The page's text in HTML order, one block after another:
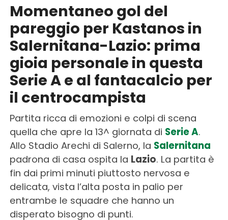
Momentaneo gol del
pareggio per Kastanos in
Salernitana-Lazio: prima
gioia personale in questa
Serie A e al fantacalcio per
il centrocampista
Partita ricca di emozioni e colpi di scena
quella che apre la 13^ giornata di Serie A.
Allo Stadio Arechi di Salerno, la Salernitana
padrona di casa ospita la Lazio. La partita è
fin dai primi minuti piuttosto nervosa e
delicata, vista l’alta posta in palio per
entrambe le squadre che hanno un
disperato bisogno di punti.